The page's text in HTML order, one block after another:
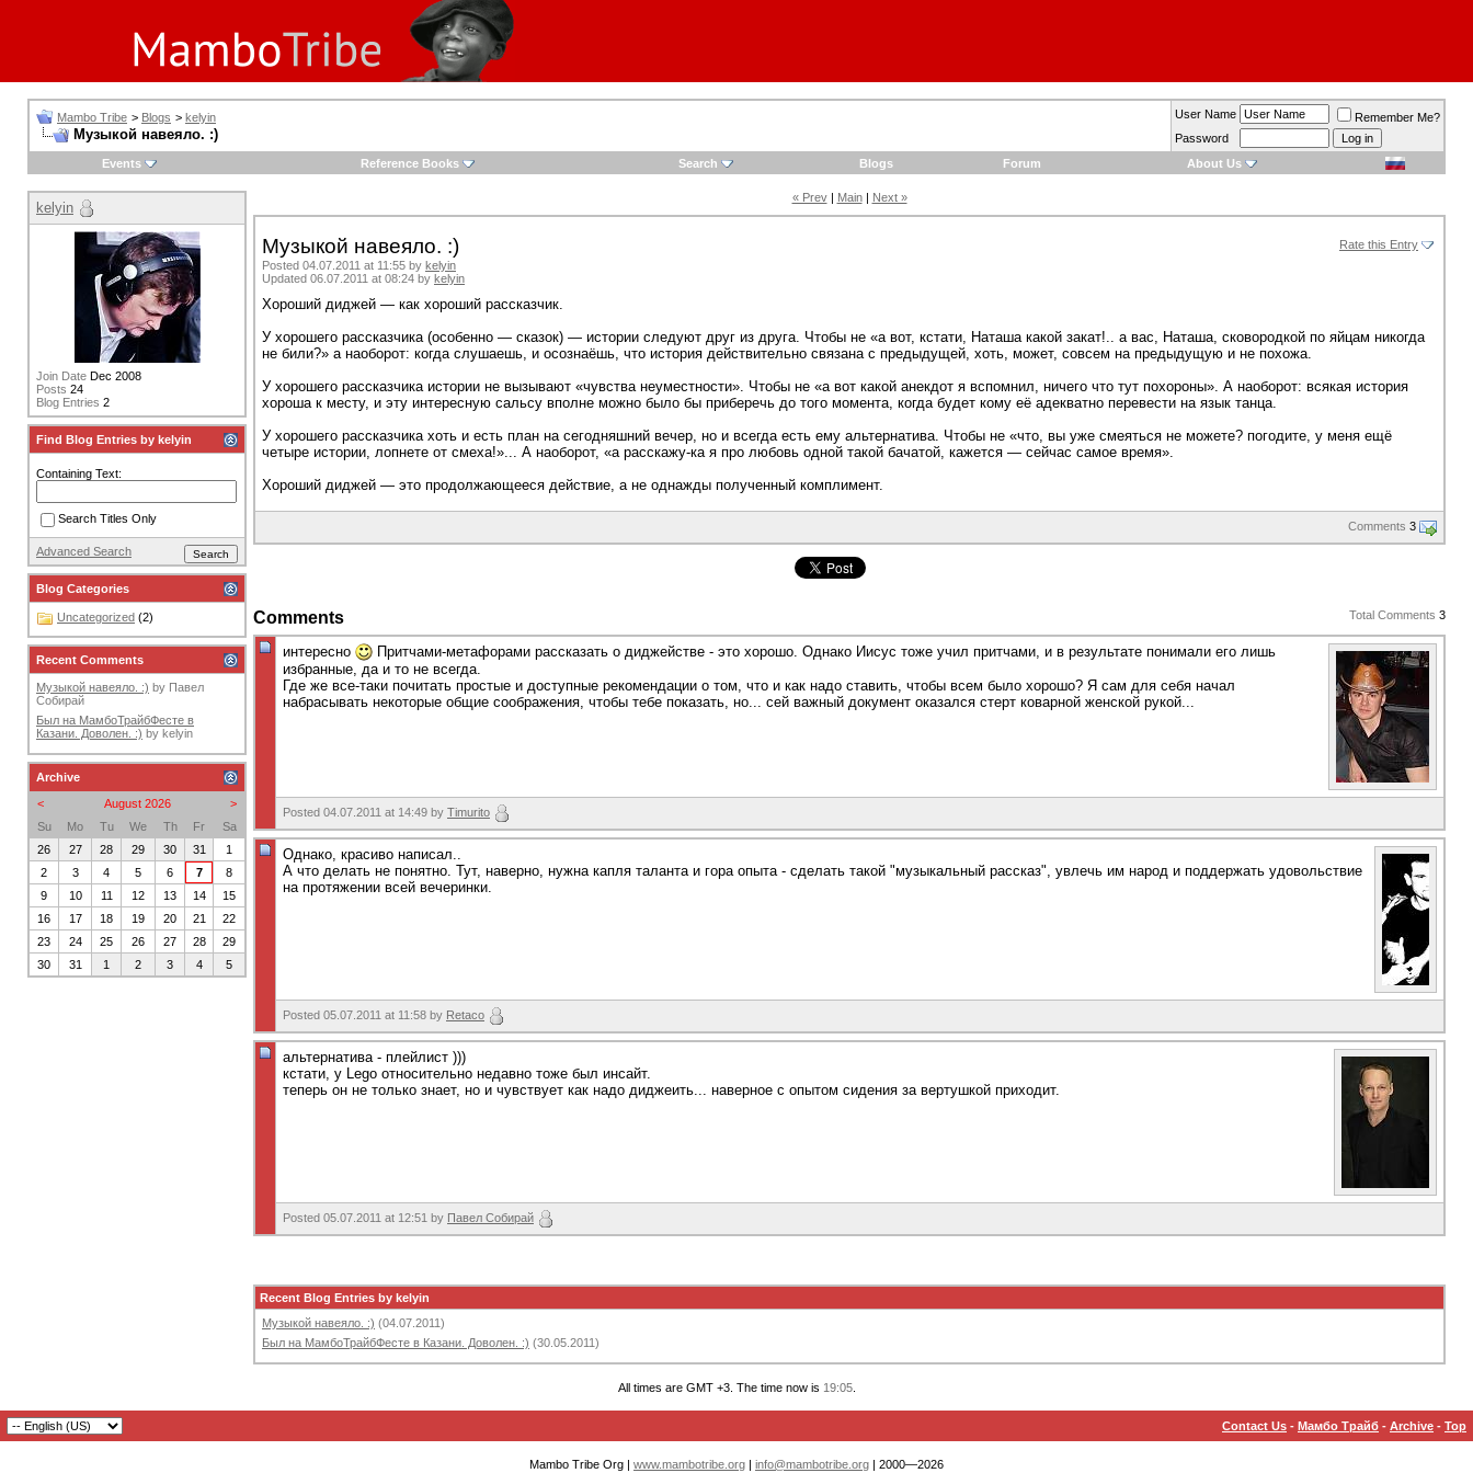
Mambo Tribe > Blogs > kelyin
Музыкой навеяло. :)
User Name
Remember Me?
Password
Events
Reference Books Search Blogs Forum About Us
« Prev| Main| Next »
Rate this Entry
Музыкой навеяло. :)
Posted 04.07.2011 at 11:55 by kelyin
Updated 06.07.2011 at 08:24 by kelyin
Хороший диджей — как хороший рассказчик.
У хорошего рассказчика (особенно — сказок) — истории следуют друг из друга. Чтобы не «а вот, кстати, Наташа какой закат!.. а вас, Наташа, сковородкой по яйцам никогда
не били?» а наоборот: когда слушаешь, и осознаёшь, что история действительно связана с предыдущей, хоть, может, совсем на предыдущую и не похожа.
У хорошего рассказчика истории не вызывают «чувства неуместности». Чтобы не «а вот какой анекдот я вспомнил, ничего что тут похороны». А наоборот: всякая история
хороша к месту, и эту интересную сальсу вполне можно было бы приберечь до того момента, когда будет кому её адекватно перевести на язык танца.
У хорошего рассказчика хоть и есть план на сегодняшний вечер, но и всегда есть ему альтернатива. Чтобы не «что, вы уже смеяться не можете? погодите, у меня ещё
четыре истории, лопнете от смеха!»... А наоборот, «а расскажу-ка я про любовь одной такой бачатой, кажется — сейчас самое время».
Хороший диджей — это продолжающееся действие, а не однажды полученный комплимент.
Comments 3
Total Comments 3
Comments
интересно
Притчами-метафорами рассказать о диджействе - это хорошо. Однако Иисус тоже учил притчами, и в результате понимали его лишь
избранные, да и то не всегда.
Где же все-таки почитать простые и доступные рекомендации о том, что и как надо ставить, чтобы всем было хорошо? Я сам для себя начал
набрасывать некоторые общие соображения, чтобы тебе показать, но... сей важный документ оказался стерт коварной женской рукой...
Posted 04.07.2011 at 14:49 by Timurito
Однако, красиво написал..
А что делать не понятно. Тут, наверно, нужна капля таланта и гора опыта - сделать такой "музыкальный рассказ", увлечь им народ и поддержать удовольствие
на протяжении всей вечеринки.
Posted 05.07.2011 at 11:58 by Retaco
альтернатива - плейлист )))
кстати, у Lego относительно недавно тоже был инсайт.
теперь он не только знает, но и чувствует как надо диджеить... наверное с опытом сидения за вертушкой приходит.
Posted 05.07.2011 at 12:51 by Павел Собирай
Recent Blog Entries by kelyin
Музыкой навеяло. :) (04.07.2011)
Был на МамбоТрайбФесте в Казани. Доволен. :) (30.05.2011)
kelyin
Join Date Dec 2008
Posts 24
Blog Entries 2
Find Blog Entries by kelyin
Containing Text:
Search Titles Only
Advanced Search
Blog Categories
Uncategorized (2)
Recent Comments
Музыкой навеяло. :) by Павел
Собирай
Был на МамбоТрайбФесте в
Казани. Доволен. :) by kelyin
Archive
<
>
August 2026
Su
Mo Tu We Th Fr
Sa
26
27 28 29 30 31
1
2
3 4 5 6 7
8
9
10 11 12 13 14
15
16
17 18 19 20 21
22
23
24 25 26 27 28
29
30
31 1 2 3 4 5
All times are GMT +3. The time now is 19:05.
Contact Us - Мамбо Трайб - Archive - Top
Mambo Tribe Org | www.mambotribe.org | info@mambotribe.org | 2000—2026